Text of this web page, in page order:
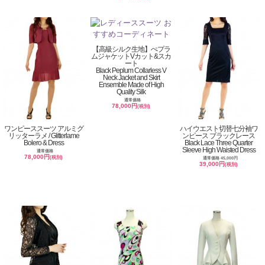
ワンピーススーツ アルミグ
リッターラメ / Glitterlame
Bolero & Dress
通常価格
78,000円(税別)
【高級シルク生地】ぺプラ
ムジャケットVカット&スカ
ート
Black Peplum Collarless V
Neck Jacket and Skirt
Ensemble Made of High
Quality Silk
通常価格
78,000円(税別)
ハイウエスト切替七分袖ワ
ンピース ブラックレース
Black Lace Three Quarter
Sleeve High Waisted Dress
通常価格 45,000円
39,000円(税別)